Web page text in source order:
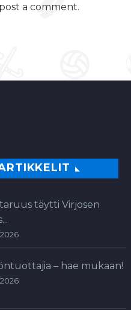
a comment.
täytti Virjosen
– hae mukaan!